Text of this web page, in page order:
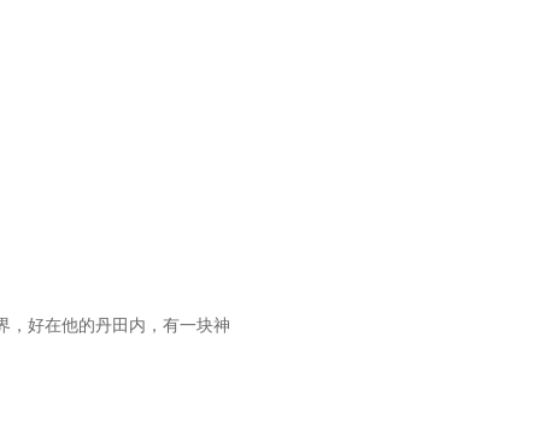
，好在他的丹田内，有一块神